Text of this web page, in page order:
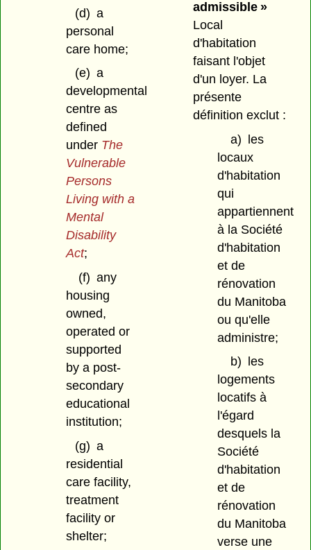
(d) a
personal
care home;
(e) a
developmental
centre as
defined
under The
Vulnerable
Persons
Living with a
Mental
Disability
Act;
(f) any
housing
owned,
operated or
supported
by a post-
secondary
educational
institution;
(g) a
residential
care facility,
treatment
facility or
shelter;
admissible »
Local
d'habitation
faisant l'objet
d'un loyer. La
présente
définition exclut :
a) les
locaux
d'habitation
qui
appartiennent
à la Société
d'habitation
et de
rénovation
du Manitoba
ou qu'elle
administre;
b)
les
logements
locatifs à
l'égard
desquels la
Société
d'habitation
et de
rénovation
du Manitoba
verse une